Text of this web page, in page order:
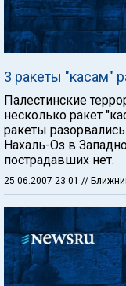
3 ракеты "касам"
Палестинские
несколько ракет
ракеты
Нахаль-Оз в
пострадавших нет.
25.06.2007 23:01 //